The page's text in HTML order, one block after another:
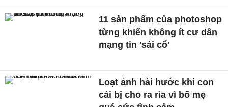
11 sản phẩm của photoshop
từng khiến không ít cư dân
mạng tin 'sái cổ'
Loạt ảnh hài hước khi con
cái bị cho ra rìa vì bố mẹ